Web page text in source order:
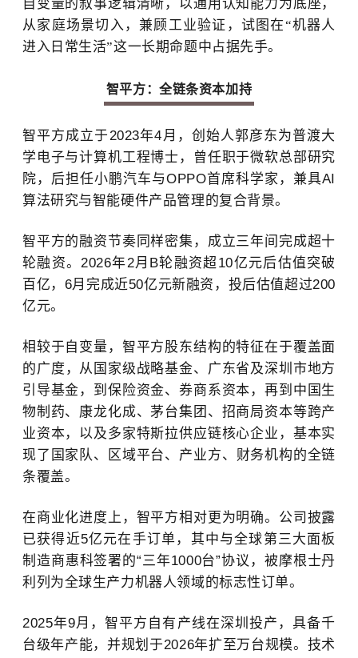
自变量的叙事逻辑清晰 ， 以通用认知能力为底座，
从家庭场景切入，兼顾工业验证，试图在“机器人
进入日常生活”这一长期命题中占据先手。
智平方：全链条资本加持
智平方成立于2023年4月，创始人郭彦东为普渡大
学电子与计算机工程博士，曾任职于微软总部研究
院，后担任小鹏汽车与OPPO首席科学家，兼具AI
算法研究与智能硬件产品管理的复合背景。
智平方的融资节奏同样密集，成立三年间完成超十
轮融资。2026年2月B轮融资超10亿元后估值突破
百亿，6月完成近50亿元新融资，投后估值超过200
亿元。
相较于自变量，智平方股东结构的特征在于覆盖面
的广度 ， 从国家级战略基金、广东省及深圳市地方
引导基金，到保险资金、券商系资本，再到中国生
物制药、康龙化成、茅台集团、招商局资本等跨产
业资本，以及多家特斯拉供应链核心企业，基本实
现了国家队、 区域平台、 产业方、 财务机构的全链
条覆盖。
在商业化进度上，智平方相对更为明确。公司披露
已获得近5亿元在手订单，其中与全球第三大面板
制造商惠科签署的“三年1000台”协议，被摩根士丹
利 列为全球生产力机器人领域的标志性订单。
2025年9月，智平方自有产线在深圳投产，具备千
台级年产能，并规划于2026年扩至万台规模。技术